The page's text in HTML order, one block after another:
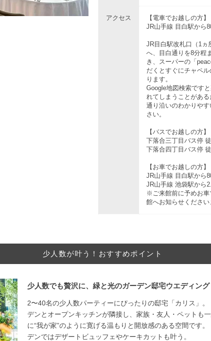
アクセス
【電車でお越しの方】
JR山手線 目白駅から
JR目白駅改札口（1ヵ
へ、目白通りを8分程
き、スーパーの「
だくとすぐにチャペ
ります。
Google地図検索です
れてしまうことがあ
通り沿いのわかりや
さい。
【バスでお越しの方】
下落合三丁目バス停
下落合四丁目バス停
【お車でお越しの方】
JR山手線 目白駅から
JR山手線 池袋駅から
※ご来館前に予めお車
館へお知らせください
少人数が叶う！おすすめポイント
少人数でも贅沢に、緑と光のガーデン邸宅ウエディング
2〜40名の少人数パーティーにぴったりの邸宅「カリス」。
デンとオープンキッチンが隣接し、家族・友人・ペットも
に“我が家”のように寛げる温もりと開放感のある空間です。
デンではデザートビュッフェやケーキカットも叶う。